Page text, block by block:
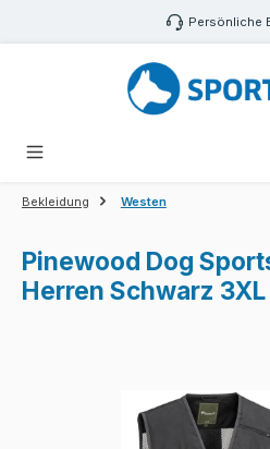
Zum Hauptinhalt springen Persönliche
Bekleidung Westen
Pinewood Dog
Herren Schwarz 3XL
Bildergalerie überspringen